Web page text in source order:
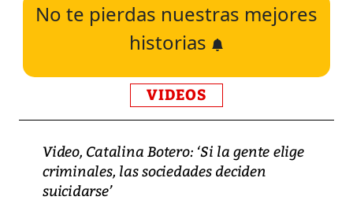
No te pierdas nuestras mejores
historias
VIDEOS
Video, Catalina Botero: ‘Si la gente elige
criminales, las sociedades deciden
suicidarse’